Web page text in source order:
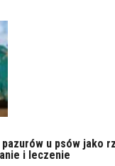
u psów jako
i leczenie